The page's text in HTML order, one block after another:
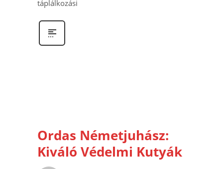
táplálkozási
Ordas Németjuhász:
Kiváló Védelmi Kutyák